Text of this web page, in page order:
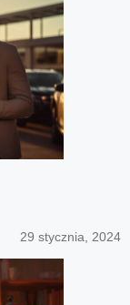
29 stycznia, 2024